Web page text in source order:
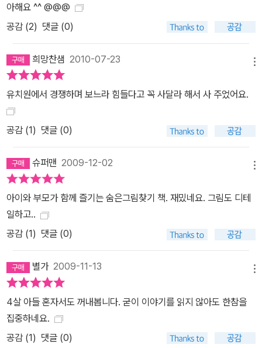
아해요 ^^ @@@
공감 (2) 댓글 (0)
희망찬샘 2010-07-23
유치원에서 경쟁하며 보느라 힘들다고 꼭 사달라 해서 사 주었어요.
공감 (1) 댓글 (0)
슈퍼맨 2009-12-02
아이와 부모가 함께 즐기는 숨은그림찾기 책. 재밌네요. 그림도 디테
일하고..
공감 (1) 댓글 (0)
별가2009-11-13
4살 아들 혼자서도 꺼내봅니다. 굳이 이야기를 읽지 않아도 한참을
집중하네요.
공감 (1) 댓글 (0)